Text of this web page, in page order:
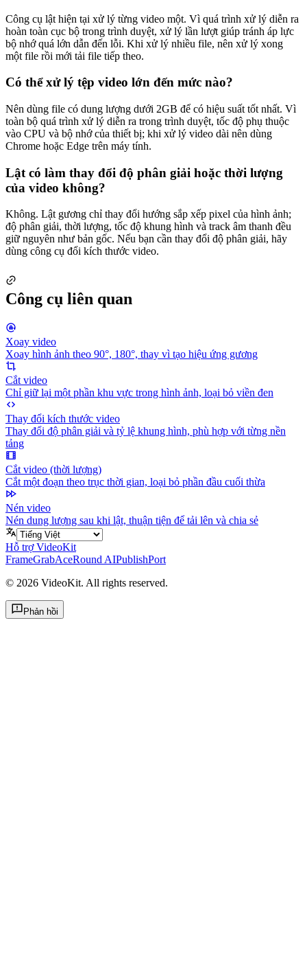
Công cụ lật hiện tại xử lý từng video một. Vì quá trình xử lý diễn ra
hoàn toàn cục bộ trong trình duyệt, xử lý lần lượt giúp tránh áp lực
bộ nhớ quá lớn dẫn đến lỗi. Khi xử lý nhiều file, nên xử lý xong
một file rồi mới tải file tiếp theo.
Có thể xử lý tệp video lớn đến mức nào?
Nên dùng file có dung lượng dưới 2GB để có hiệu suất tốt nhất. Vì
toàn bộ quá trình xử lý diễn ra trong trình duyệt, tốc độ phụ thuộc
vào CPU và bộ nhớ của thiết bị; khi xử lý video dài nên dùng
Chrome hoặc Edge trên máy tính.
Lật có làm thay đổi độ phân giải hoặc thời lượng
của video không?
Không. Lật gương chỉ thay đổi hướng sắp xếp pixel của hình ảnh;
độ phân giải, thời lượng, tốc độ khung hình và track âm thanh đều
giữ nguyên như bản gốc. Nếu bạn cần thay đổi độ phân giải, hãy
dùng công cụ đổi kích thước video.
Công cụ liên quan
Xoay video
Xoay hình ảnh theo 90°, 180°, thay vì tạo hiệu ứng gương
Cắt video
Chỉ giữ lại một phần khu vực trong hình ảnh, loại bỏ viền đen
Thay đổi kích thước video
Thay đổi độ phân giải và tỷ lệ khung hình, phù hợp với từng nền
tảng
Cắt video (thời lượng)
Cắt một đoạn theo trục thời gian, loại bỏ phần đầu cuối thừa
Nén video
Nén dung lượng sau khi lật, thuận tiện để tải lên và chia sẻ
Hỗ trợ VideoKit
FrameGrabAceRound AIPublishPort
© 2026 VideoKit. All rights reserved.
Phản hồi